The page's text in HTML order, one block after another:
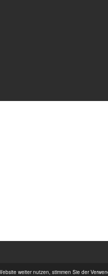
weiter nutzen, stimmen Sie der